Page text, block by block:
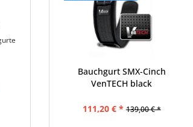
Bauchgurt SMX-Cinch
VenTECH black
111,20 € * 139,00 € *